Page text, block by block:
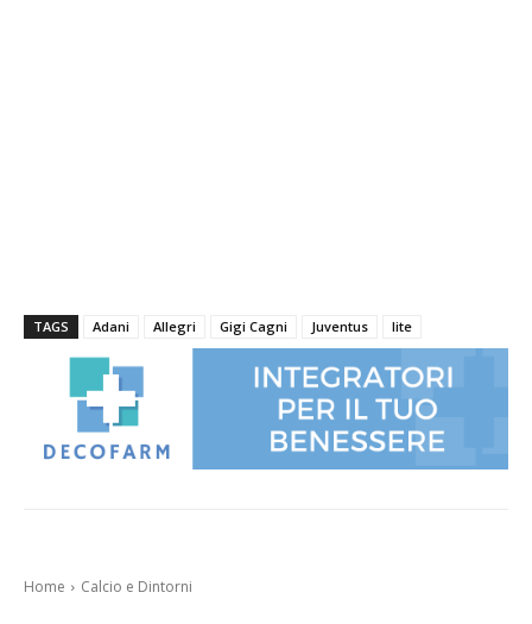
TAGS Adani Allegri Gigi Cagni Juventus lite